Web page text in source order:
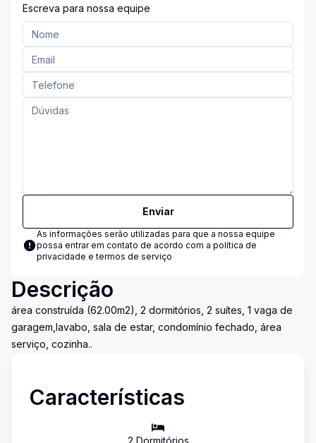
Escreva para nossa equipe
Enviar
As informações serão utilizadas para que a nossa equipe
possa entrar em contato de acordo com a política de
privacidade e termos de serviço
Descrição
área construída (62.00m2), 2 dormitórios, 2 suítes, 1 vaga de
garagem,lavabo, sala de estar, condomínio fechado, área
serviço, cozinha..
Características
2 Dormitórios